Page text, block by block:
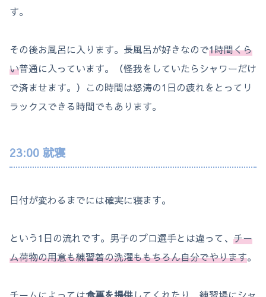
す。
その後お風呂に入ります。長風呂が好きなので1時間くら
い普通に入っています。（怪我をしていたらシャワーだけ
で済ませます。）この時間は怒涛の1日の疲れをとってリ
ラックスできる時間でもあります。
23:00 就寝
日付が変わるまでには確実に寝ます。
という1日の流れです。男子のプロ選手とは違って、 チー
ム荷物の用意も練習着の洗濯ももちろん自分でやります。